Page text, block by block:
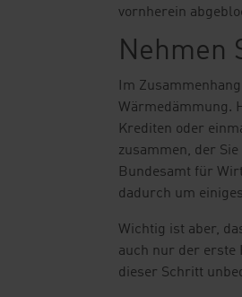
vornherein
Nehmen
Im
Wärmedämmung.
Krediten oder
zusammen, der
Bundesamt für
dadurch um
Wichtig ist aber,
auch nur der erste
dieser Schritt